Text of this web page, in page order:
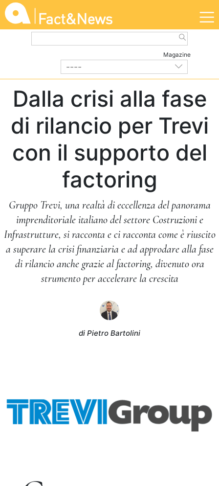
Magazine
----
IMPRESE E CREDITO | Maggio 2024
Dalla crisi alla fase
di rilancio per Trevi
con il supporto del
factoring
Gruppo Trevi, una realtà di eccellenza del panorama
imprenditoriale italiano del settore Costruzioni e
Infrastrutture, si racconta e ci racconta come è riuscito
a superare la crisi finanziaria e ad approdare alla fase
di rilancio anche grazie al factoring, divenuto ora
strumento per accelerare la crescita
di Pietro Bartolini